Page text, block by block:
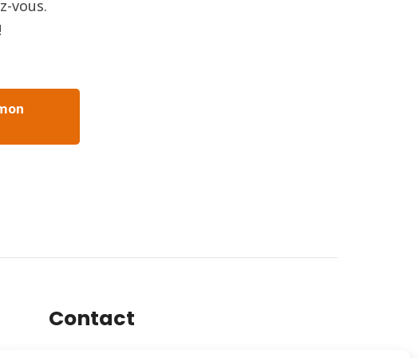
vous.
Contact